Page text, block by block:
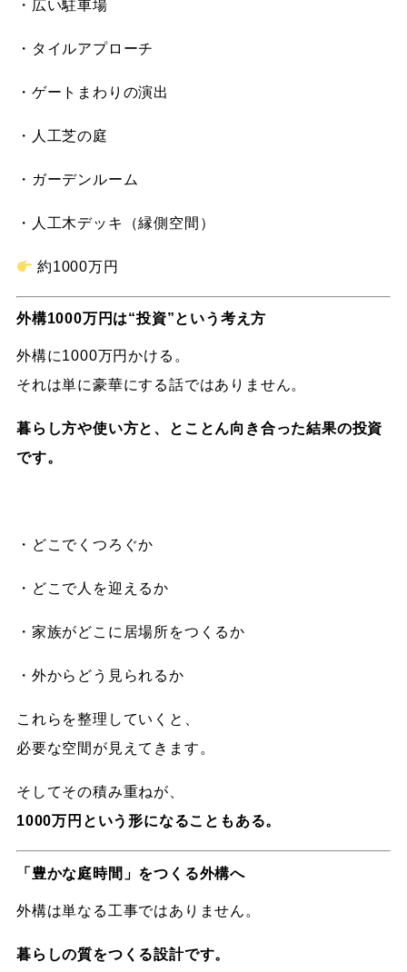
・広い駐車場
・タイルアプローチ
・ゲートまわりの演出
・人工芝の庭
・ガーデンルーム
・人工木デッキ（縁側空間）
約1000万円
外構1000万円は“投資”という考え方
外構に1000万円かける。
それは単に豪華にする話ではありません。
暮らし方や使い方と、とことん向き合った結果の投資
です。
・どこでくつろぐか
・どこで人を迎えるか
・家族がどこに居場所をつくるか
・外からどう見られるか
これらを整理していくと、
必要な空間が見えてきます。
そしてその積み重ねが、
1000万円という形になることもある。
「豊かな庭時間」をつくる外構へ
外構は単なる工事ではありません。
暮らしの質をつくる設計です。